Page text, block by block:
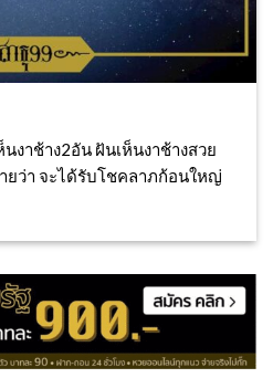
นงาช้าง2อัน ฝันเห็นงาช้างสวย
ยว่า จะได้รับโชคลาภก้อนใหญ่